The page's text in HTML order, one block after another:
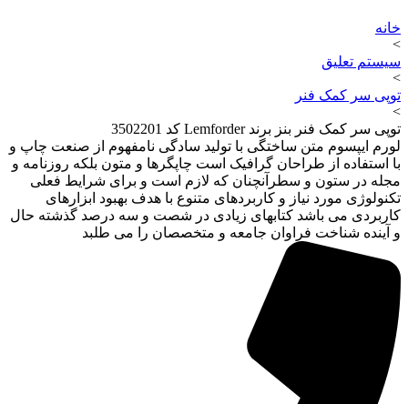
خانه
>
سیستم تعلیق
>
توپی سر کمک فنر
>
توپی سر کمک فنر بنز برند Lemforder کد 3502201
لورم ایپسوم متن ساختگی با تولید سادگی نامفهوم از صنعت چاپ و
با استفاده از طراحان گرافیک است چاپگرها و متون بلکه روزنامه و
مجله در ستون و سطرآنچنان که لازم است و برای شرایط فعلی
تکنولوژی مورد نیاز و کاربردهای متنوع با هدف بهبود ابزارهای
کاربردی می باشد کتابهای زیادی در شصت و سه درصد گذشته حال
و آینده شناخت فراوان جامعه و متخصصان را می طلبد